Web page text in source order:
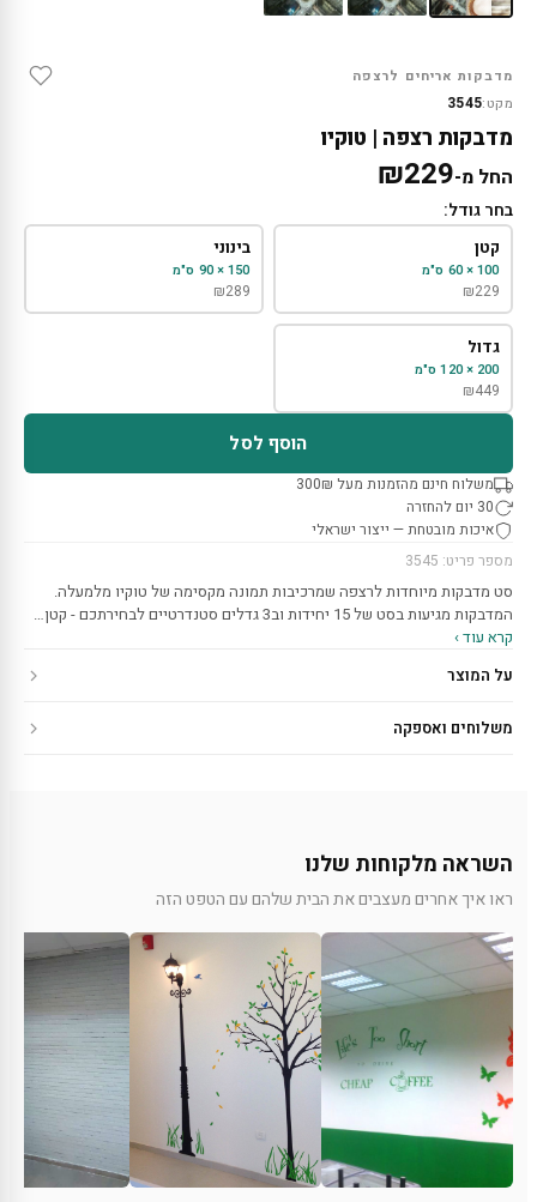
מדבקות אריחים לרצפה
מקט:3545
מדבקות רצפה | טוקיו
החל מ- ₪229
בחר גודל:
קטן
100 × 60 ס"מ
₪229
בינוני
150 × 90 ס"מ
₪289
גדול
200 × 120 ס"מ
₪449
הוסף לסל
משלוח חינם מהזמנות מעל 300₪
30 יום להחזרה
איכות מובטחת — ייצור ישראלי
מספר פריט: 3545
סט מדבקות מיוחדות לרצפה שמרכיבות תמונה מקסימה של טוקיו מלמעלה.
המדבקות מגיעות בסט של 15 יחידות וב3 גדלים סטנדרטיים לבחירתכם - קטן…
קרא עוד ›
על המוצר
משלוחים ואספקה
השראה מלקוחות שלנו
ראו איך אחרים מעצבים את הבית שלהם עם הטפט הזה